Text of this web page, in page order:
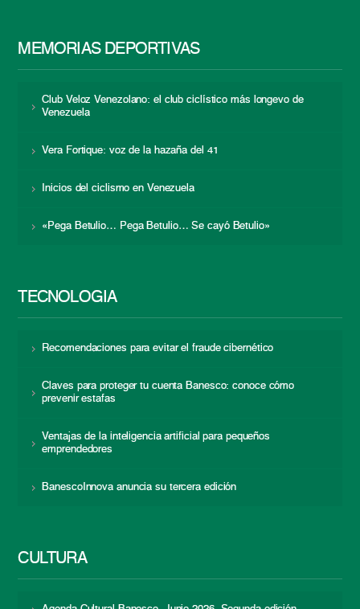
MEMORIAS DEPORTIVAS
Club Veloz Venezolano: el club ciclístico más longevo de
Venezuela
Vera Fortique: voz de la hazaña del 41
Inicios del ciclismo en Venezuela
«Pega Betulio… Pega Betulio… Se cayó Betulio»
TECNOLOGÍA
Recomendaciones para evitar el fraude cibernético
Claves para proteger tu cuenta Banesco: conoce cómo
prevenir estafas
Ventajas de la inteligencia artificial para pequeños
emprendedores
BanescoInnova anuncia su tercera edición
CULTURA